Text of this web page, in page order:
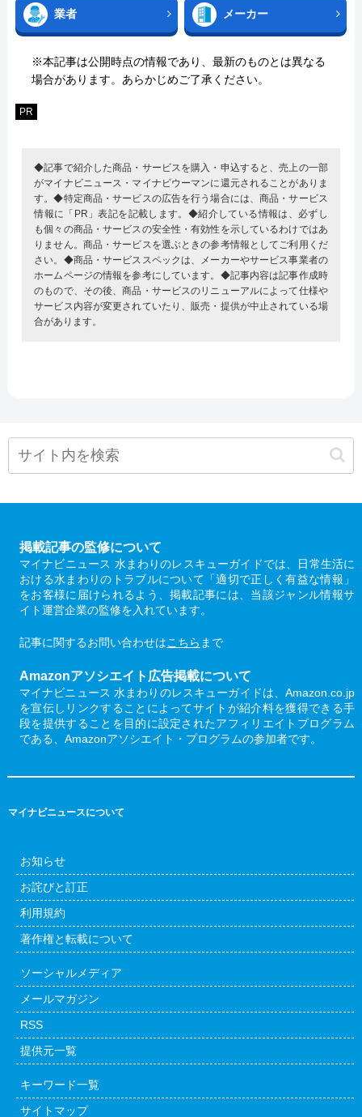
業者 メーカー
※本記事は公開時点の情報であり、最新のものとは異なる
場合があります。あらかじめご了承ください。
PR
◆記事で紹介した商品・サービスを購入・申込すると、売上の一部
がマイナビニュース・マイナビウーマンに還元されることがありま
す。◆特定商品・サービスの広告を行う場合には、商品・サービス
情報に「PR」表記を記載します。◆紹介している情報は、必ずし
も個々の商品・サービスの安全性・有効性を示しているわけではあ
りません。商品・サービスを選ぶときの参考情報としてご利用くだ
さい。◆商品・サービススペックは、メーカーやサービス事業者の
ホームページの情報を参考にしています。◆記事内容は記事作成時
のもので、その後、商品・サービスのリニューアルによって仕様や
サービス内容が変更されていたり、販売・提供が中止されている場
合があります。
掲載記事の監修について
マイナビニュース 水まわりのレスキューガイドでは、日常生活に
おける水まわりのトラブルについて「適切で正しく有益な情報」
をお客様に届けられるよう、掲載記事には、当該ジャンル情報サ
イト運営企業の監修を入れています。
記事に関するお問い合わせはこちら まで
Amazonアソシエイト広告掲載について
マイナビニュース 水まわりのレスキューガイドは、Amazon.co.jp
を宣伝しリンクすることによってサイトが紹介料を獲得できる手
段を提供することを目的に設定されたアフィリエイトプログラム
である、Amazonアソシエイト・プログラムの参加者です。
マイナビニュースについて
お知らせ
お詫びと訂正
利用規約
著作権と転載について
ソーシャルメディア
メールマガジン
RSS
提供元一覧
キーワード一覧
サイトマップ